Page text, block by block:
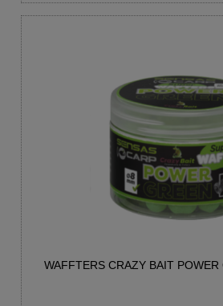
WAFFTERS CRAZY BAIT